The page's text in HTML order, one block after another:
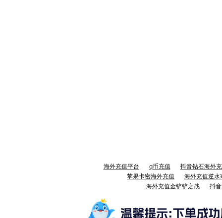
海外充值平台 q币充值
抖音钻石海外
苹果卡密海外充值
海外充值逆水
海外充值金铲铲之战
抖